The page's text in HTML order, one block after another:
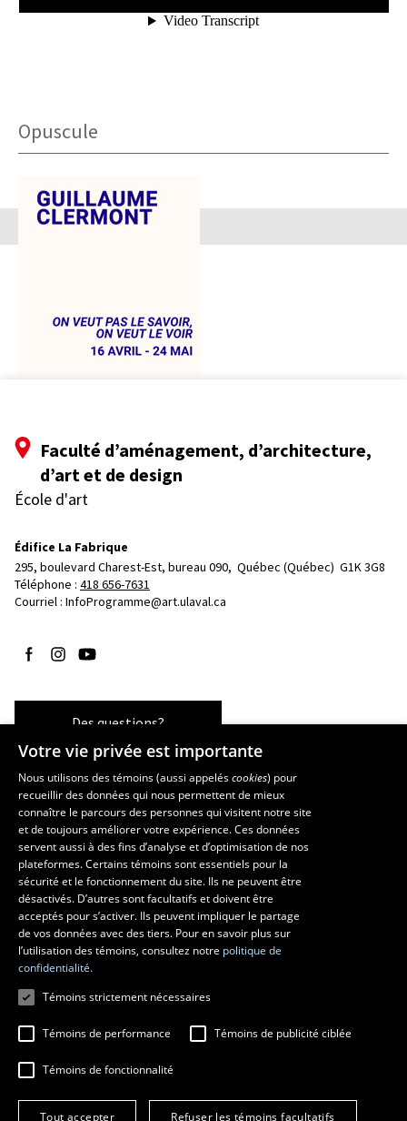
Opuscule
Faculté d’aménagement, d’architecture,
d’art et de design
École d'art
Édifice La Fabrique
295, boulevard Charest-Est, bureau 090, Québec (Québec)  G1K 3G8
Téléphone : 418 656-7631
Courriel : InfoProgramme@art.ulaval.ca
Suivez-nous sur Facebook
Suivez-nous sur Instagram
Suivez-nous sur YouTube
Des questions?
Les écoles et la recherche
École supérieure d’aménagement du territoire et de développement
régional
École d’architecture
École de design
Centre de recherche en aménagement et développement
© 2026 Université Laval
Tous droits réservés
Votre vie privée est importante
Nous utilisons des témoins (aussi appeléscookies) pour
recueillir des données qui nous permettent de mieux
connaître le parcours des personnes qui visitent notre site
et de toujours améliorer votre expérience. Ces données
servent aussi à des fins d’analyse et d’optimisation de nos
plateformes. Certains témoins sont essentiels pour la
sécurité et le fonctionnement du site. Ils ne peuvent être
désactivés. D’autres sont facultatifs et doivent être
acceptés pour s’activer. Ils peuvent impliquer le partage
de vos données avec des tiers. Pour en savoir plus sur
l’utilisation des témoins, consultez notre politique de
confidentialité.
Témoins strictement nécessaires
Témoins de performance Témoins de publicité ciblée
Témoins de fonctionnalité
Tout accepter Refuser les témoins facultatifs